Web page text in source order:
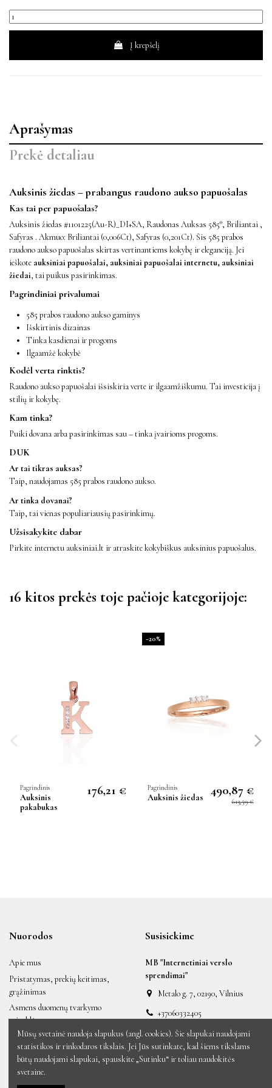
Į krepšelį
Aprašymas
Prekė detaliau
Auksinis žiedas – prabangus raudono aukso papuošalas
Kas tai per papuošalas?
Auksinis žiedas #1101225(Au-R)_DI+SA, Raudonas Auksas 585°, Briliantai ,
Safyras . Akmuo: Briliantai (0,006Ct), Safyras (0,201Ct). Šis 585 prabos
raudono aukso papuošalas skirtas vertinantiems kokybę ir eleganciją. Jei
ieškote auksiniai papuošalai, auksiniai papuošalai internetu, auksiniai
žiedai, tai puikus pasirinkimas.
Pagrindiniai privalumai
585 prabos raudono aukso gaminys
Išskirtinis dizainas
Tinka kasdienai ir progoms
Ilgaamžė kokybė
Kodėl verta rinktis?
Raudono aukso papuošalai išsiskiria verte ir ilgaamžiškumu. Tai investicija į
stilių ir kokybę.
Kam tinka?
Puiki dovana arba pasirinkimas sau – tinka įvairioms progoms.
DUK
Ar tai tikras auksas?
Taip, naudojamas 585 prabos raudono aukso.
Ar tinka dovanai?
Taip, tai vienas populiariausių pasirinkimų.
Užsisakykite dabar
Pirkite internetu auksiniai.lt ir atraskite kokybiškus auksinius papuošalus.
16 kitos prekės toje pačioje kategorijoje:
Pagrindinis
Auksinis
pakabukas
176,21 €
−20%
Pagrindinis
Auksinis žiedas
490,87 €
613,59 €
Nuorodos
Apie mus
Pristatymas, prekių keitimas,
grąžinimas
Asmens duomenų tvarkymo
taisyklės
Taisyklės ir sąlygos
Naujos prekės
Sumažinta kaina
Perkamiausios prekės
Susisiekime
MB "Internetiniai verslo
sprendimai"
Metalo g. 7, 02190, Vilnius
+37060332405
labas@auksiniai.lt
Mūsų svetainė naudoja slapukus (angl. cookies). Šie slapukai naudojami
statistikos ir rinkodaros tikslais. Jei Jūs sutinkate, kad šiems tikslams
būtų naudojami slapukai, spauskite „Sutinku“ ir toliau naudokitės
svetaine.